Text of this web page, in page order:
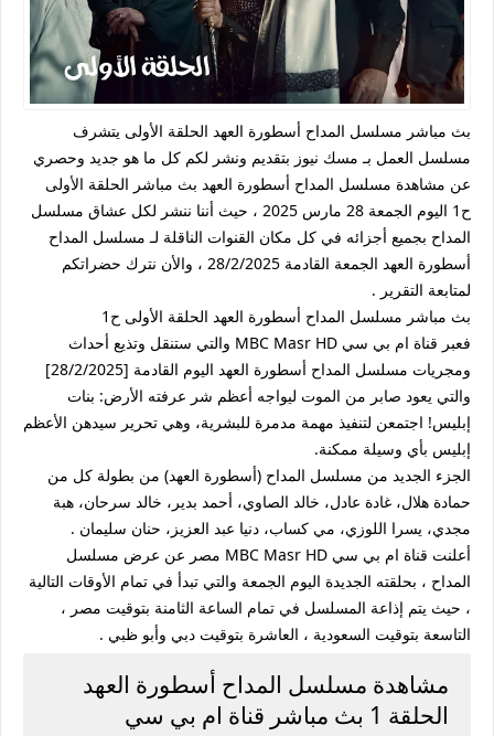
بث مباشر مسلسل المداح أسطورة العهد الحلقة الأولى يتشرف
مسلسل العمل بـ مسك نيوز بتقديم ونشر لكم كل ما هو جديد وحصري
عن مشاهدة مسلسل المداح أسطورة العهد بث مباشر الحلقة الأولى
ح1 اليوم الجمعة 28 مارس 2025 ، حيث أننا ننشر لكل عشاق مسلسل
المداح بجميع أجزائه في كل مكان القنوات الناقلة لـ مسلسل المداح
أسطورة العهد الجمعة القادمة 28/2/2025 ، والأن نترك حضراتكم
لمتابعة التقرير .
بث مباشر مسلسل المداح أسطورة العهد الحلقة الأولى ح1
فعبر قناة ام بي سي MBC Masr HD والتي ستنقل وتذيع أحداث
ومجريات مسلسل المداح أسطورة العهد اليوم القادمة [28/2/2025]
والتي يعود صابر من الموت ليواجه أعظم شر عرفته الأرض: بنات
إبليس! اجتمعن لتنفيذ مهمة مدمرة للبشرية، وهي تحرير سيدهن الأعظم
إبليس بأي وسيلة ممكنة.
الجزء الجديد من مسلسل المداح (أسطورة العهد) من بطولة كل من
حمادة هلال، غادة عادل، خالد الصاوي، أحمد بدير، خالد سرحان، هبة
مجدي، يسرا اللوزي، مي كساب، دنيا عبد العزيز، حنان سليمان .
أعلنت قناة ام بي سي MBC Masr HD مصر عن عرض مسلسل
المداح ، بحلقته الجديدة اليوم الجمعة والتي تبدأ في تمام الأوقات التالية
، حيث يتم إذاعة المسلسل في تمام الساعة الثامنة بتوقيت مصر ،
التاسعة بتوقيت السعودية ، العاشرة بتوقيت دبي وأبو ظبي .
مشاهدة مسلسل المداح أسطورة العهد
الحلقة 1 بث مباشر قناة ام بي سي